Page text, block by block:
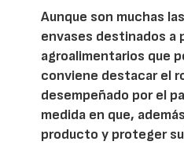
Aunque son muchas
envases destinados a
agroalimentarios que
conviene destacar el
desempeñado por el
medida en que,
producto y proteger